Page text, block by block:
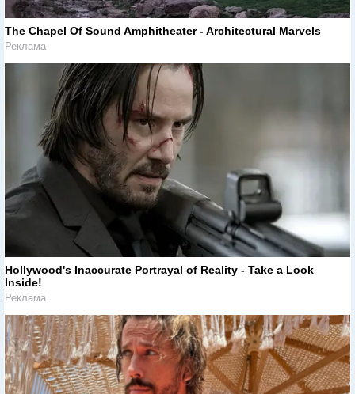
The Chapel Of Sound Amphitheater - Architectural Marvels
Реклама
Hollywood's Inaccurate Portrayal of Reality - Take a Look
Inside!
Реклама